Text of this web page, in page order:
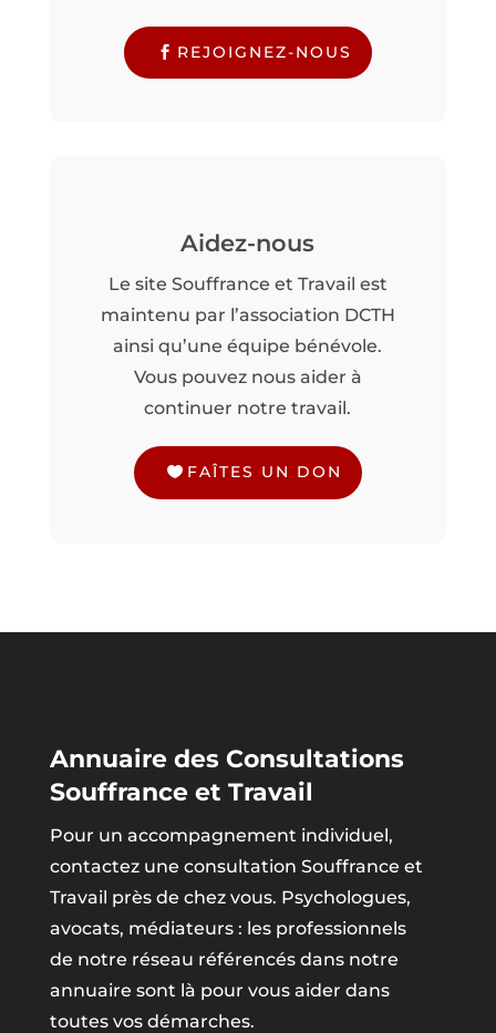
REJOIGNEZ-NOUS
Aidez-nous
Le site Souffrance et Travail est
maintenu par l’association DCTH
ainsi qu’une équipe bénévole.
Vous pouvez nous aider à
continuer notre travail.
FAÎTES UN DON
Annuaire des Consultations
Souffrance et Travail
Pour un accompagnement individuel,
contactez une consultation Souffrance et
Travail près de chez vous. Psychologues,
avocats, médiateurs : les professionnels
de notre réseau référencés dans notre
annuaire sont là pour vous aider dans
toutes vos démarches.